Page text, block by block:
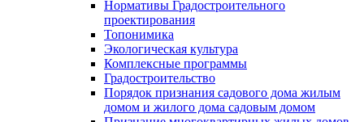
Нормативы Градостроительного
проектирования
Топонимика
Экологическая культура
Комплексные программы
Градостроительство
Порядок признания садового дома жилым
домом и жилого дома садовым домом